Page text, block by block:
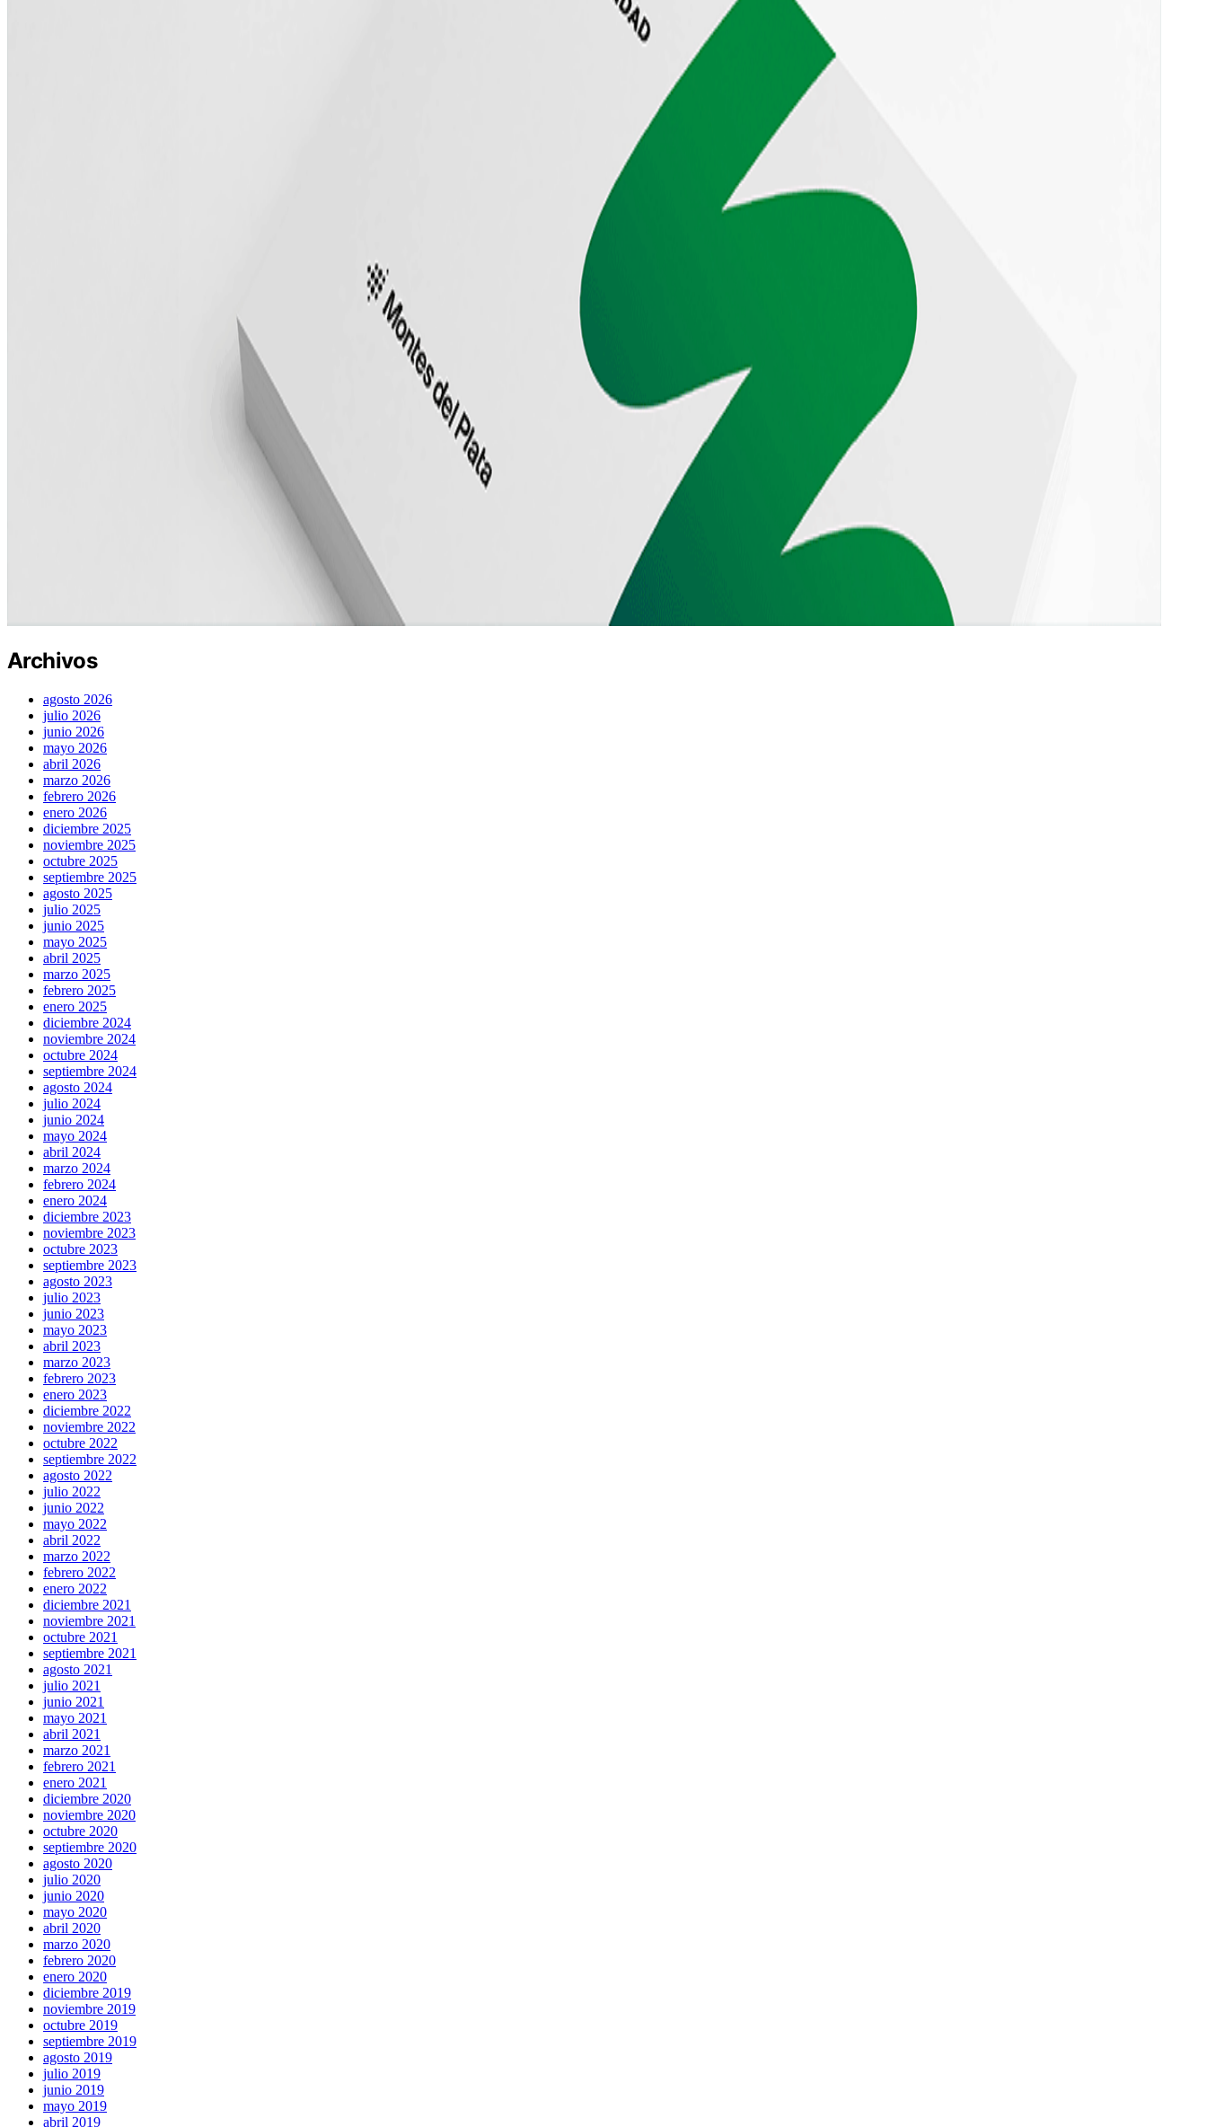
Archivos
agosto 2026
julio 2026
junio 2026
mayo 2026
abril 2026
marzo 2026
febrero 2026
enero 2026
diciembre 2025
noviembre 2025
octubre 2025
septiembre 2025
agosto 2025
julio 2025
junio 2025
mayo 2025
abril 2025
marzo 2025
febrero 2025
enero 2025
diciembre 2024
noviembre 2024
octubre 2024
septiembre 2024
agosto 2024
julio 2024
junio 2024
mayo 2024
abril 2024
marzo 2024
febrero 2024
enero 2024
diciembre 2023
noviembre 2023
octubre 2023
septiembre 2023
agosto 2023
julio 2023
junio 2023
mayo 2023
abril 2023
marzo 2023
febrero 2023
enero 2023
diciembre 2022
noviembre 2022
octubre 2022
septiembre 2022
agosto 2022
julio 2022
junio 2022
mayo 2022
abril 2022
marzo 2022
febrero 2022
enero 2022
diciembre 2021
noviembre 2021
octubre 2021
septiembre 2021
agosto 2021
julio 2021
junio 2021
mayo 2021
abril 2021
marzo 2021
febrero 2021
enero 2021
diciembre 2020
noviembre 2020
octubre 2020
septiembre 2020
agosto 2020
julio 2020
junio 2020
mayo 2020
abril 2020
marzo 2020
febrero 2020
enero 2020
diciembre 2019
noviembre 2019
octubre 2019
septiembre 2019
agosto 2019
julio 2019
junio 2019
mayo 2019
abril 2019